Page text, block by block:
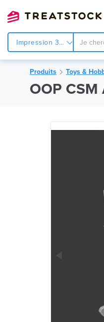
Impression 3d
Produits Toys &
OOP